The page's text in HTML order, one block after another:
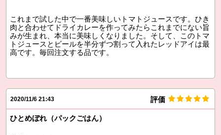
これまで試した中で一番美味しいトマトジュースです。ひき
肉と合わせてドライカレーを作ってみたらこれまでにない旨
みが生まれ、本当に美味しくなりました。そして、このトマ
トジュースとビールを半分ずつ割って入れたレッドアイは最
高です。毎回注文する品です。
2020/11/6 21:43 評価
ひとめぼれ（パックごはん）